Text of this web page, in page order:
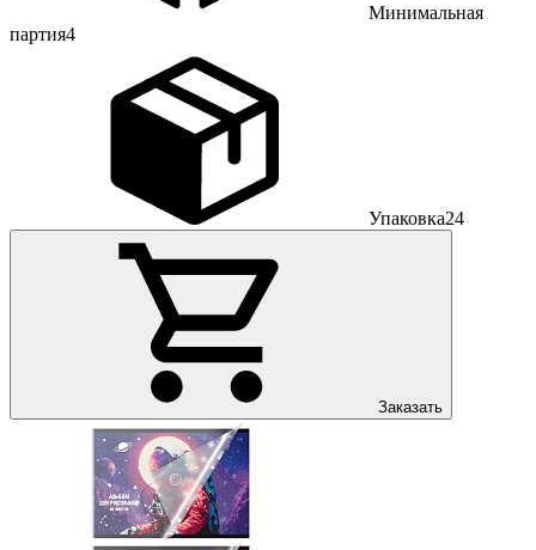
Минимальная
партия4
Упаковка24
Заказать